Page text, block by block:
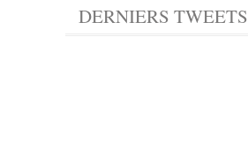
DERNIERS TWEETS